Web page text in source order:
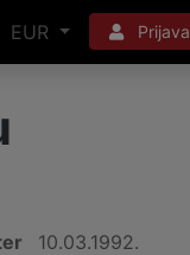
EUR Prijava
10.03.1992.